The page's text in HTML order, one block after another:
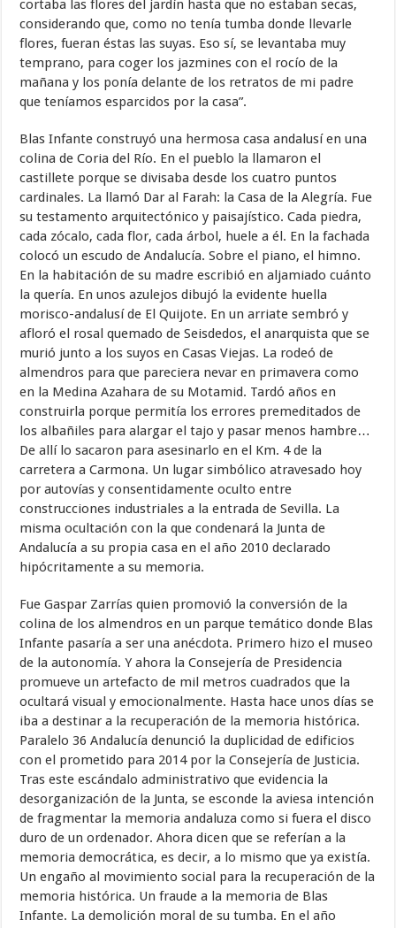
cortaba las flores del jardín hasta que no estaban secas,
considerando que, como no tenía tumba donde llevarle
flores, fueran éstas las suyas. Eso sí, se levantaba muy
temprano, para coger los jazmines con el rocío de la
mañana y los ponía delante de los retratos de mi padre
que teníamos esparcidos por la casa”.
Blas Infante construyó una hermosa casa andalusí en una
colina de Coria del Río. En el pueblo la llamaron el
castillete porque se divisaba desde los cuatro puntos
cardinales. La llamó Dar al Farah: la Casa de la Alegría. Fue
su testamento arquitectónico y paisajístico. Cada piedra,
cada zócalo, cada flor, cada árbol, huele a él. En la fachada
colocó un escudo de Andalucía. Sobre el piano, el himno.
En la habitación de su madre escribió en aljamiado cuánto
la quería. En unos azulejos dibujó la evidente huella
morisco-andalusí de El Quijote. En un arriate sembró y
afloró el rosal quemado de Seisdedos, el anarquista que se
murió junto a los suyos en Casas Viejas. La rodeó de
almendros para que pareciera nevar en primavera como
en la Medina Azahara de su Motamid. Tardó años en
construirla porque permitía los errores premeditados de
los albañiles para alargar el tajo y pasar menos hambre…
De allí lo sacaron para asesinarlo en el Km. 4 de la
carretera a Carmona. Un lugar simbólico atravesado hoy
por autovías y consentidamente oculto entre
construcciones industriales a la entrada de Sevilla. La
misma ocultación con la que condenará la Junta de
Andalucía a su propia casa en el año 2010 declarado
hipócritamente a su memoria.
Fue Gaspar Zarrías quien promovió la conversión de la
colina de los almendros en un parque temático donde Blas
Infante pasaría a ser una anécdota. Primero hizo el museo
de la autonomía. Y ahora la Consejería de Presidencia
promueve un artefacto de mil metros cuadrados que la
ocultará visual y emocionalmente. Hasta hace unos días se
iba a destinar a la recuperación de la memoria histórica.
Paralelo 36 Andalucía denunció la duplicidad de edificios
con el prometido para 2014 por la Consejería de Justicia.
Tras este escándalo administrativo que evidencia la
desorganización de la Junta, se esconde la aviesa intención
de fragmentar la memoria andaluza como si fuera el disco
duro de un ordenador. Ahora dicen que se referían a la
memoria democrática, es decir, a lo mismo que ya existía.
Un engaño al movimiento social para la recuperación de la
memoria histórica. Un fraude a la memoria de Blas
Infante. La demolición moral de su tumba. En el año